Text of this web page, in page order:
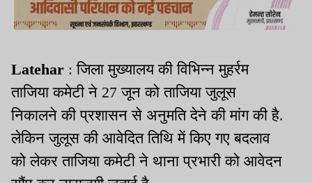
Latehar : जिला मुख्यालय की विभिन्न मुहर्रम
ताजिया कमेटी ने 27 जून को ताजिया जुलूस
निकालने की प्रशासन से अनुमति देने की मांग की है.
लेकिन जुलूस की आवेदित तिथि में किए गए बदलाव
को लेकर ताजिया कमेटी ने थाना प्रभारी को आवेदन